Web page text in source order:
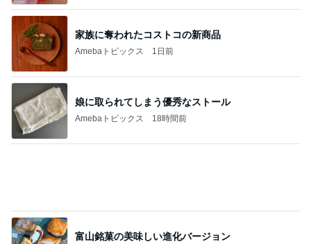
家族に奪われたコストコの新商品
Amebaトピックス 1日前
娘に取られてしまう優秀なストール
Amebaトピックス 18時間前
富山銘菓の美味しい進化バージョン